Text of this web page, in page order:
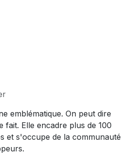
emblématique. On peut dire
fait. Elle encadre plus de 100
et s'occupe de la communauté